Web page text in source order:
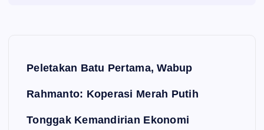
Peletakan Batu Pertama, Wabup
Rahmanto: Koperasi Merah Putih
Tonggak Kemandirian Ekonomi